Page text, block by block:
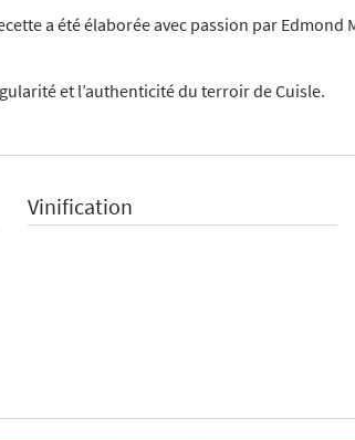
a été élaborée avec passion par Edmond
et l’authenticité du terroir de Cuisle.
Vinification